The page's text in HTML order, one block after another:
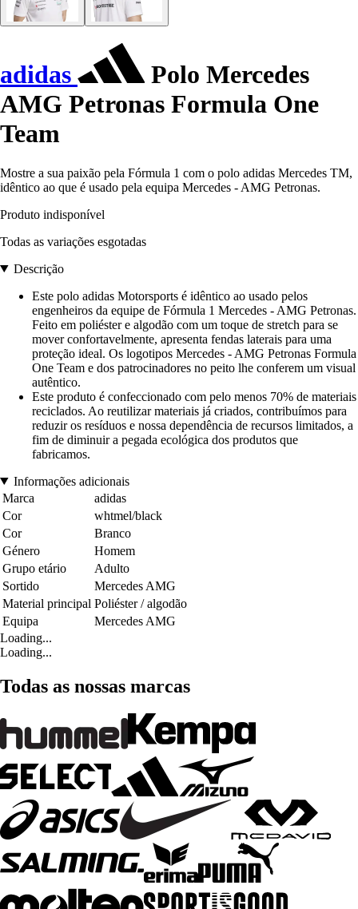
adidas
Polo Mercedes
AMG Petronas Formula One
Team
Mostre a sua paixão pela Fórmula 1 com o polo adidas Mercedes TM,
idêntico ao que é usado pela equipa Mercedes - AMG Petronas.
Produto indisponível
Todas as variações esgotadas
Descrição
Este polo adidas Motorsports é idêntico ao usado pelos
engenheiros da equipe de Fórmula 1 Mercedes - AMG Petronas.
Feito em poliéster e algodão com um toque de stretch para se
mover confortavelmente, apresenta fendas laterais para uma
proteção ideal. Os logotipos Mercedes - AMG Petronas Formula
One Team e dos patrocinadores no peito lhe conferem um visual
autêntico.
Este produto é confeccionado com pelo menos 70% de materiais
reciclados. Ao reutilizar materiais já criados, contribuímos para
reduzir os resíduos e nossa dependência de recursos limitados, a
fim de diminuir a pegada ecológica dos produtos que
fabricamos.
Informações adicionais
Marca
adidas
Cor
whtmel/black
Cor
Branco
Género
Homem
Grupo etário
Adulto
Sortido
Mercedes AMG
Material principal Poliéster / algodão
Equipa
Mercedes AMG
Loading...
Loading...
Todas as nossas marcas